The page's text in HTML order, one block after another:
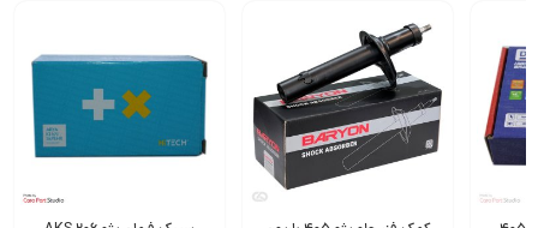
صنعت ایران فعالیت خود را با طراحی، تولید و صادرات انواع قطعات
سیستم تعلیق و فرمان خودروهای سواری درتبریز آغاز نموده است. گستره
وسیع محصولات ،کیفیت بالا، قیمت مناسب به همراه مطالعات مشتری
محور، امیرنیا را تولید کننده پیشرو قطعات یدکی خودرو در خاورمیانه